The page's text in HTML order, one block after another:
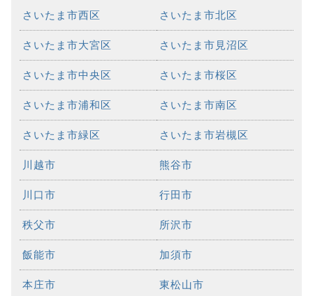
さいたま市西区 さいたま市北区
さいたま市大宮区 さいたま市見沼区
さいたま市中央区 さいたま市桜区
さいたま市浦和区 さいたま市南区
さいたま市緑区 さいたま市岩槻区
川越市 熊谷市
川口市 行田市
秩父市 所沢市
飯能市 加須市
本庄市 東松山市